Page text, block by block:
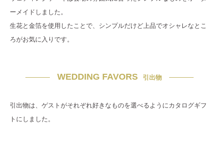
ーメイドしました。
生花と金箔を使用したことで、シンプルだけど上品でオシャレなとこ
ろがお気に入りです。
WEDDING FAVORS 引出物
引出物は、ゲストがそれぞれ好きなものを選べるようにカタログギフ
トにしました。